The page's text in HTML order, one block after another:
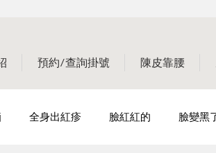
預約/查詢掛號 陳皮靠腰
全身出紅疹 臉紅紅的 臉變黑